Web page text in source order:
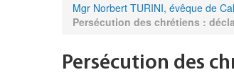
Mgr Norbert TURINI, évêque de
Persécution des chrétiens :
Persécution des